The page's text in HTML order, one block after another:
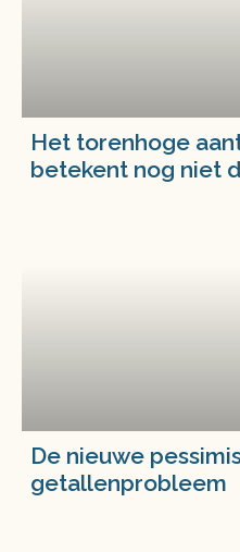
Het torenhoge
betekent nog niet
De nieuwe
getallenprobleem